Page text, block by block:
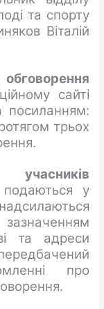
та спорту
Віталій
сайті
посиланням:
трьох
учасників
подаються у
та адреси
про